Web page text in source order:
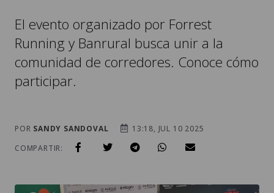
El evento organizado por Forrest
Running y Banrural busca unir a la
comunidad de corredores. Conoce cómo
participar.
POR SANDY SANDOVAL
13:18, JUL 10 2025
COMPARTIR: